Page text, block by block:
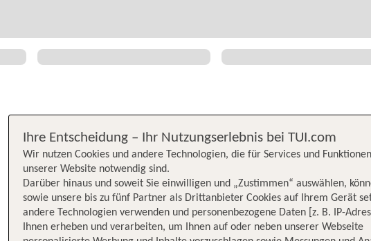
Ihre Entscheidung – Ihr Nutzungserlebnis bei TUI.com
Wir nutzen Cookies und andere Technologien, die für Services und
unserer Website notwendig sind.
Darüber hinaus und soweit Sie einwilligen und „Zustimmen“ auswählen,
sowie unsere bis zu fünf Partner als Drittanbieter Cookies auf Ihrem Gerät
andere Technologien verwenden und personenbezogene Daten [z. B. IP-
Ihnen erheben und verarbeiten, um Ihnen auf oder neben unserer Webseite